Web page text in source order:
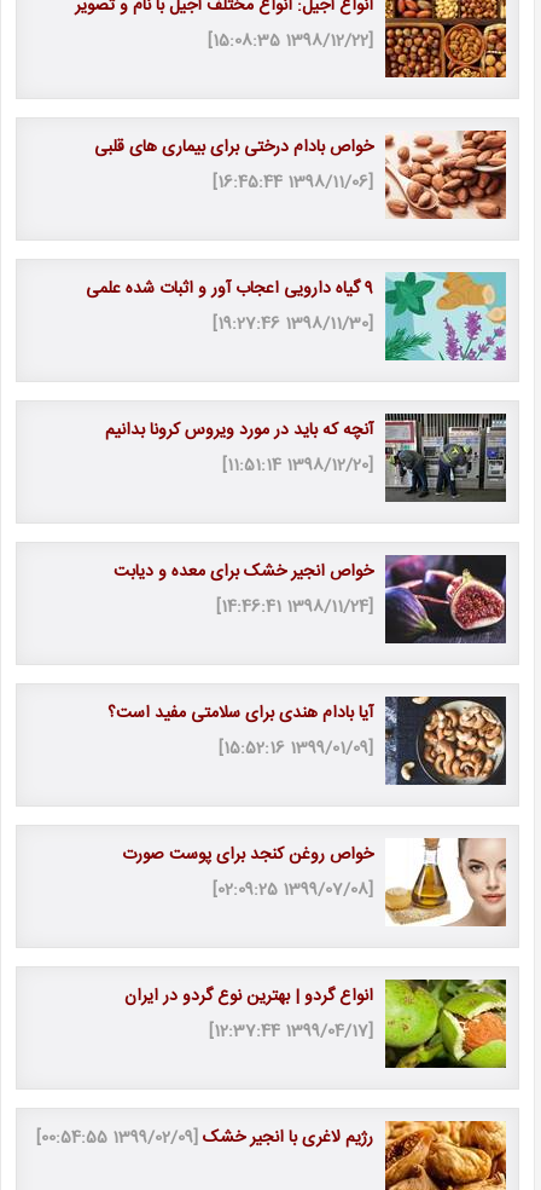
[1398/12/22 15:08:35]
خواص بادام درختی برای بیماری های قلبی
[1398/11/06 16:45:44]
9 گیاه دارویی اعجاب آور و اثبات شده علمی
[1398/11/30 19:27:46]
آنچه که باید در مورد ویروس کرونا بدانیم
[1398/12/20 11:51:14]
خواص انجیر خشک برای معده و دیابت
[1398/11/24 14:46:41]
آیا بادام هندی برای سلامتی مفید است؟
[1399/01/09 15:52:16]
خواص روغن کنجد برای پوست صورت
[1399/07/08 02:09:25]
انواع گردو | بهترین نوع گردو در ایران
[1399/04/17 12:37:44]
رژیم لاغری با انجیر خشک[1399/02/09 00:54:55]